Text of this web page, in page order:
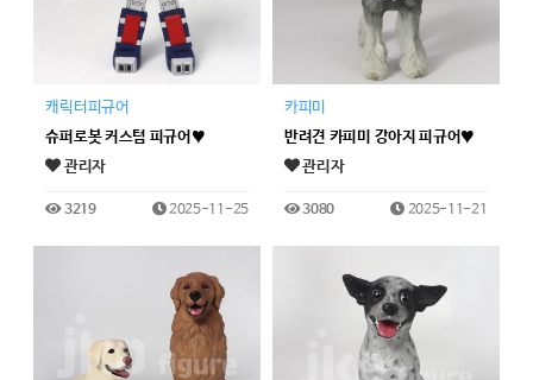
캐릭터피규어
슈퍼로봇 커스텀 피규어♥
관리자
3219 2025-11-25
카피미
반려견 카피미 강아지 피규어♥
관리자
3080 2025-11-21